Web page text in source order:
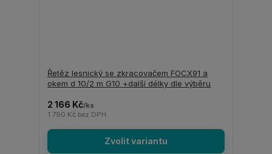
Řetěz lesnický se zkracovačem FOCX91 a
okem d 10/2 m G10 +další délky dle výběru
2 166 Kč/ks
1 790 Kč bez DPH
Zvolit variantu